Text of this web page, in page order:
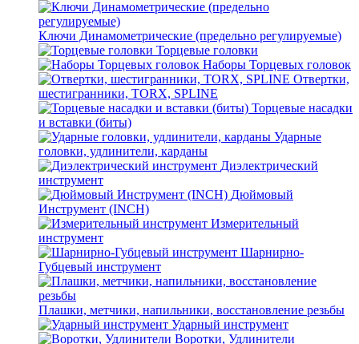
Ключи Динамометрические (предельно регулируемые)
Торцевые головки
Наборы Торцевых головок
Отвертки,
шестигранники, TORX, SPLINE
Торцевые насадки
и вставки (биты)
Ударные
головки, удлинители, карданы
Диэлектрический
инструмент
Дюймовый
Инструмент (INCH)
Измерительный
инструмент
Шарнирно-
Губцевый инструмент
Плашки, метчики, напильники, восстановление резьбы
Ударный инструмент
Воротки, Удлинители